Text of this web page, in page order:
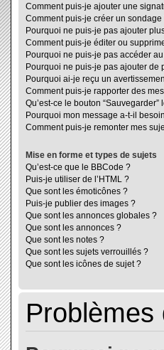
Comment puis-je ajouter une
Comment puis-je créer un sondage
Pourquoi ne puis-je pas ajouter
Comment puis-je éditer ou
Pourquoi ne puis-je pas accéder
Pourquoi ne puis-je pas ajouter de
Pourquoi ai-je reçu un
Comment puis-je rapporter des
Qu’est-ce le bouton
Pourquoi mon message a-t-il
Comment puis-je remonter mes
Mise en forme et types de sujets
Qu’est-ce que le BBCode ?
Puis-je utiliser de l’HTML ?
Que sont les émoticônes ?
Puis-je publier des images ?
Que sont les annonces globales ?
Que sont les annonces ?
Que sont les notes ?
Que sont les sujets verrouillés ?
Que sont les icônes de sujet ?
Problèmes